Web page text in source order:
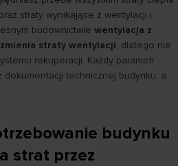
straty wynikające z wentylacji i
budownictwie wentylacja z
straty wentylacji, dlatego nie
rekuperacji. Każdy parametr
technicznej budynku, a
budynku
strat przez